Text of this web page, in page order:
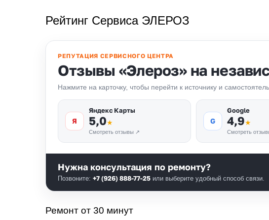
Рейтинг Сервиса ЭЛЕРОЗ
РЕПУТАЦИЯ СЕРВИСНОГО ЦЕНТРА
Отзывы «Элероз» на
Нажмите на карточку, чтобы перейти к источнику и
Я
Яндекс Карты
5,0★
Смотреть отзывы ↗
G
Google
4,9★
Смотреть
Нужна консультация по ремонту?
Позвоните: +7 (926) 888-77-25 или выберите удобный способ связи.
Ремонт от 30 минут